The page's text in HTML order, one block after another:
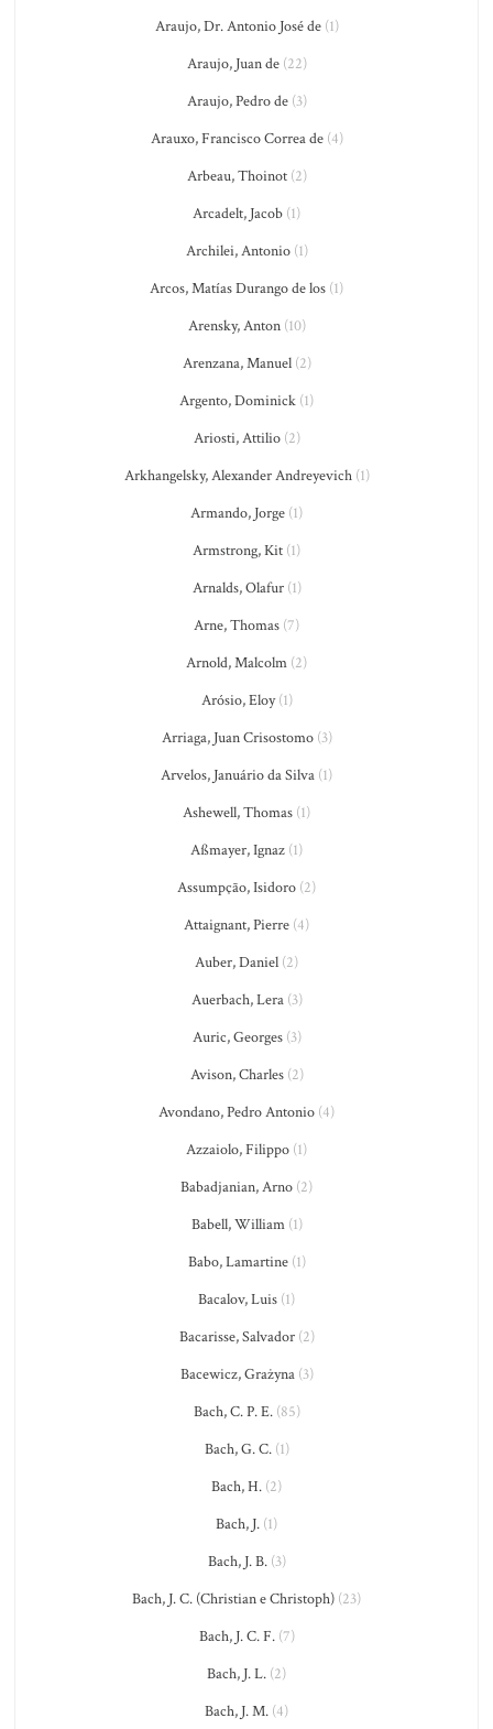
Araujo, Dr. Antonio José de(1)
Araujo, Juan de(22)
Araujo, Pedro de(3)
Arauxo, Francisco Correa de(4)
Arbeau, Thoinot(2)
Arcadelt, Jacob (1)
Archilei, Antonio(1)
Arcos, Matías Durango de los (1)
Arensky, Anton(10)
Arenzana, Manuel(2)
Argento, Dominick (1)
Ariosti, Attilio(2)
Arkhangelsky, Alexander Andreyevich(1)
Armando, Jorge (1)
Armstrong, Kit (1)
Arnalds, Olafur(1)
Arne, Thomas (7)
Arnold, Malcolm (2)
Arósio, Eloy(1)
Arriaga, Juan Crisostomo(3)
Arvelos, Januário da Silva (1)
Ashewell, Thomas (1)
Aßmayer, Ignaz (1)
Assumpção, Isidoro (2)
Attaignant, Pierre (4)
Auber, Daniel (2)
Auerbach, Lera(3)
Auric, Georges(3)
Avison, Charles(2)
Avondano, Pedro Antonio (4)
Azzaiolo, Filippo (1)
Babadjanian, Arno (2)
Babell, William(1)
Babo, Lamartine(1)
Bacalov, Luis (1)
Bacarisse, Salvador(2)
Bacewicz, Grażyna(3)
Bach, C. P. E.(85)
Bach, G. C.(1)
Bach, H. (2)
Bach, J. (1)
Bach, J. B.(3)
Bach, J. C. (Christian e Christoph) (23)
Bach, J. C. F.(7)
Bach, J. L. (2)
Bach, J. M. (4)